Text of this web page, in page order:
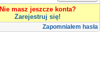
Nie masz jeszcze konta?
Zarejestruj się!
Zapomniałem hasła